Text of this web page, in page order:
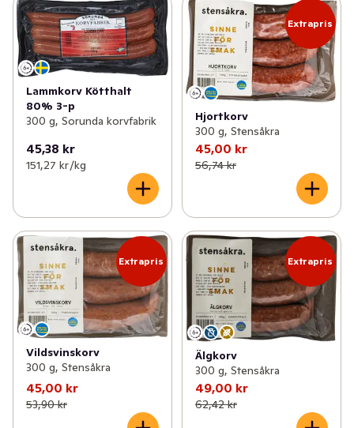
Lammkorv Kötthalt
80% 3-p
300 g, Sorunda korvfabrik
45,38 kr
151,27 kr /kg
Extrapris
Hjortkorv
300 g, Stensåkra
45,00 kr
56,74 kr
Extrapris
Vildsvinskorv
300 g, Stensåkra
45,00 kr
53,90 kr
Extrapris
Älgkorv
300 g, Stensåkra
49,00 kr
62,42 kr